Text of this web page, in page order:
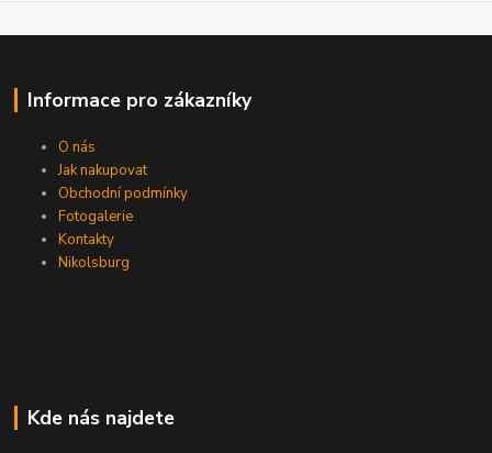
Informace pro zákazníky
O nás
Jak nakupovat
Obchodní podmínky
Fotogalerie
Kontakty
Nikolsburg
Kde nás najdete